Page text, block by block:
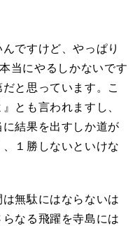
ですけど、やっぱり
当にやるしかないです
と思っています。こ
とも言われますし、
結果を出すしか道が
１勝しないといけな
無駄にはならないは
なる飛躍を寺島には